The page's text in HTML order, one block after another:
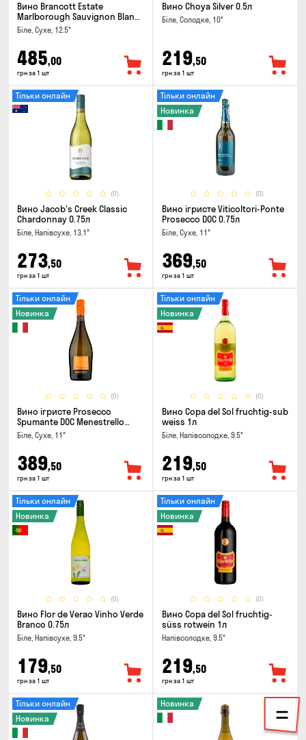
Вино Brancott Estate
Marlborough Sauvignon Blanc
0.75л
Біле, Сухе, 12.5°
485,00
грн за 1 шт
Вино Choya Silver 0.5л
Біле, Солодке, 10°
219,50
грн за 1 шт
(0)
Тільки онлайн
Вино Jacob's Creek Classic
Chardonnay 0.75л
Біле, Напівсухе, 13.1°
273,50
грн за 1 шт
(0)
Тільки онлайн
Новинка
Вино ігристе Viticoltori-Ponte
Prosecco DOC 0.75л
Біле, Сухе, 11°
369,50
грн за 1 шт
(0)
Тільки онлайн
Новинка
Вино ігристе Prosecco
Spumante DOC Menestrello
0.75л
Біле, Сухе, 11°
389,50
грн за 1 шт
(0)
Тільки онлайн
Новинка
Вино Copa del Sol fruchtig-sub
weiss 1л
Біле, Напівсолодке, 9.5°
219,50
грн за 1 шт
(0)
Тільки онлайн
Новинка
Вино Flor de Verao Vinho Verde
Branco 0.75л
Біле, Напівсухе, 9.5°
179,50
грн за 1 шт
(0)
Тільки онлайн
Новинка
Вино Copa del Sol fruchtig-
süss rotwein 1л
Напівсолодке, 9.5°
219,50
грн за 1 шт
Тільки онлайн
Новинка
Новинка